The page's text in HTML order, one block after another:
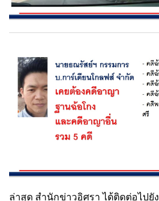
ล่าสุด สำนักข่าวอิศรา ได้ติดต่อไปยัง